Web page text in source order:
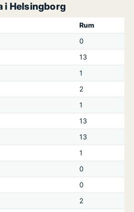
i Helsingborg
Rum
0
13
1
2
1
13
13
1
0
0
2